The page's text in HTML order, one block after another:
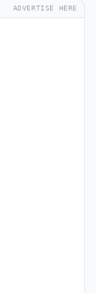
ADVERTISE HERE